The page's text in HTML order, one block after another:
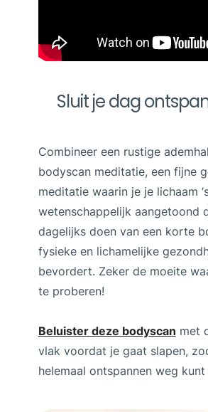
Sluit je dag
Combineer een rustige
bodyscan meditatie, een fijne
meditatie waarin je je lichaam
wetenschappelijk aangetoond
dagelijks doen van een korte
fysieke en lichamelijke
bevordert. Zeker de moeite
te proberen!
Beluister deze bodyscan met
vlak voordat je gaat slapen,
helemaal ontspannen weg